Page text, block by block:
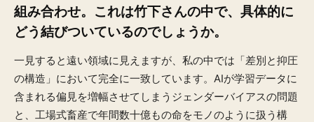
組み合わせ。これは竹下さんの中で、具体的に
どう結びついているのでしょうか。
一見すると遠い領域に見えますが、私の中では「差別と抑圧
の構造」において完全に一致しています。AIが学習データに
含まれる偏見を増幅させてしまうジェンダーバイアスの問題
と、工場式畜産で年間数十億もの命をモノのように扱う構